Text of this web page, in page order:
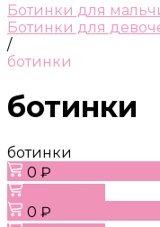
Ботинки для
Ботинки для
/
ботинки
ботинки
ботинки
0 ₽
0 ₽